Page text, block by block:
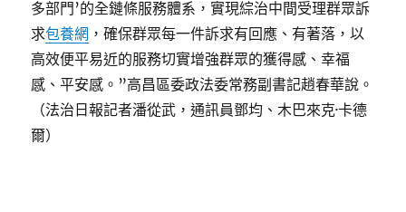
多部門’的全鏈條服務體系，實現綜治中間受理群眾訴
求包養網 ，確保群眾每一件訴求有回應、有著落，以
高效便平易近的服務切實增強群眾的獲得感、幸福
感、平安感。”高昌區委政法委常務副書記趙春華說。
（法治日報記者潘從武，通訊員鄧均、木巴來克·卡德
爾）